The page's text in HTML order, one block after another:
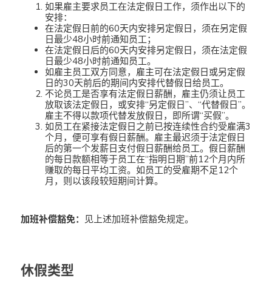
如果雇主要求员工在法定假日工作，须作出以下的
安排：
在法定假日前的60天内安排另定假日，须在另定假
日最少48小时前通知员工；
在法定假日后的60天内安排另定假日，须在法定假
日最少48小时前通知员工。
如雇主员工双方同意，雇主可在法定假日或另定假
日的30天前后的期间内安排代替假日给员工。
不论员工是否享有法定假日薪酬，雇主仍须让员工
放取该法定假日，或安排“另定假日”、“代替假日”。
雇主不得以款项代替发放假日，即所谓“买假”。
如员工在紧接法定假日之前已按连续性合约受雇满3
个月，便可享有假日薪酬。雇主最迟须于法定假日
后的第一个发薪日支付假日薪酬给员工。假日薪酬
的每日款额相等于员工在“指明日期”前12个月内所
赚取的每日平均工资。如员工的受雇期不足12个
月，则以该段较短期间计算。
加班补偿豁免： 见上述加班补偿豁免规定。
休假类型